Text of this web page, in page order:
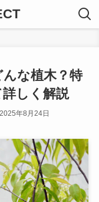
な植木？特
しく解説
2025年8月24日